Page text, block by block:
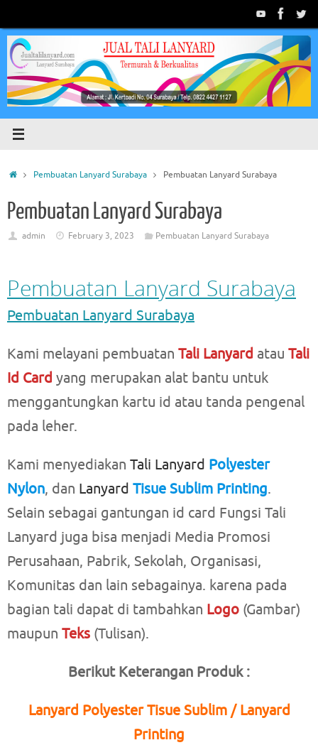
content
HomePembuatan Lanyard Surabaya Pembuatan Lanyard Surabaya
Pembuatan Lanyard Surabaya
admin February 3, 2023 Pembuatan Lanyard Surabaya
Pembuatan Lanyard Surabaya
Pembuatan Lanyard Surabaya
Kami melayani pembuatan Tali Lanyard atau Tali
Id Card yang merupakan alat bantu untuk
menggantungkan kartu id atau tanda pengenal
pada leher.
Kami menyediakan Tali Lanyard Polyester
Nylon, dan Lanyard Tisue Sublim Printing.
Selain sebagai gantungan id card Fungsi Tali
Lanyard juga bisa menjadi Media Promosi
Perusahaan, Pabrik, Sekolah, Organisasi,
Komunitas dan lain sebagainya. karena pada
bagian tali dapat di tambahkan Logo (Gambar)
maupun Teks (Tulisan).
Berikut Keterangan Produk :
Lanyard Polyester Tisue Sublim / Lanyard
Printing